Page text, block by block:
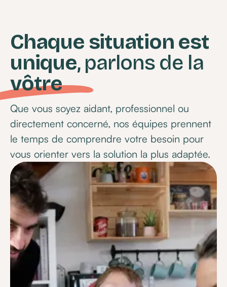
Chaque situation est
unique, parlons de la
vôtre
Que vous soyez aidant, professionnel ou
directement concerné, nos équipes prennent
le temps de comprendre votre besoin pour
vous orienter vers la solution la plus adaptée.